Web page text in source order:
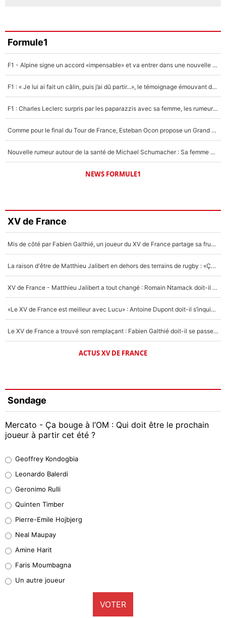
Formule1
F1 - Alpine signe un accord «impensable» et va entrer dans une nouvelle dimension : Grande nouvelle pour Pierre Gasly !
F1 : « Je lui ai fait un câlin, puis j’ai dû partir...», le témoignage émouvant de Max Verstappen sur sa fille
F1 : Charles Leclerc surpris par les paparazzis avec sa femme, les rumeurs étaient vraies !
Comme pour le final du Tour de France, Esteban Ocon propose un Grand Prix de Formule 1 à Paris : «Autour de l’Arc de Triomphe, ce serait génial» !
Nouvelle rumeur autour de la santé de Michael Schumacher : Sa femme Corinna sort du silence
NEWS FORMULE1
XV de France
Mis de côté par Fabien Galthié, un joueur du XV de France partage sa frustration : «ils ne me l’ont pas dit tout de suite»
La raison d'être de Matthieu Jalibert en dehors des terrains de rugby : «Ça m'atteint autant que si tu touches à un membre de ma famille»
XV de France - Matthieu Jalibert a tout changé : Romain Ntamack doit-il s’inquiéter pour sa place à un an de la Coupe du monde ?
«Le XV de France est meilleur avec Lucu» : Antoine Dupont doit-il s’inquiéter pour sa place ?
Le XV de France a trouvé son remplaçant : Fabien Galthié doit-il se passer d'Antoine Dupont ?
ACTUS XV DE FRANCE
Sondage
Mercato - Ça bouge à l’OM : Qui doit être le prochain
joueur à partir cet été ?
38%
32%
5%
1%
9%
Geoffrey Kondogbia
Leonardo Balerdi
Geronimo Rulli
Quinten Timber
Pierre-Emile Hojbjerg
Neal Maupay
Amine Harit
Faris Moumbagna
Un autre joueur
VOTER